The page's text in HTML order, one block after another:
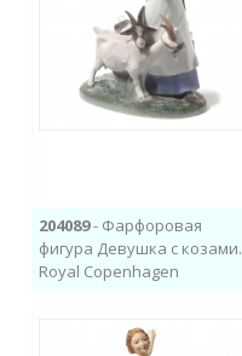
204089- Фарфоровая
фигура Девушка с козами.
Royal Copenhagen